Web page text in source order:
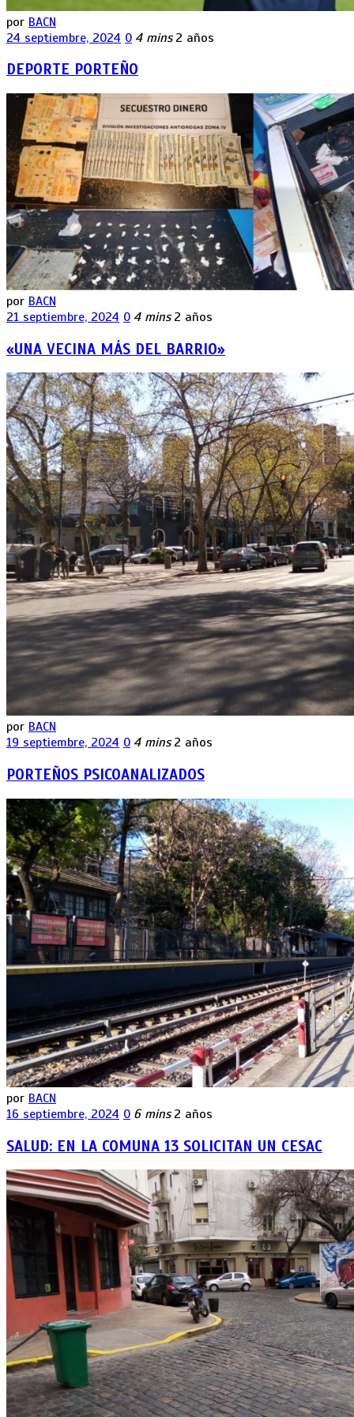
por BACN
24 septiembre, 2024 0 4 mins 2 años
DEPORTE PORTEÑO
por BACN
21 septiembre, 2024 0 4 mins 2 años
«UNA VECINA MÁS DEL BARRIO»
por BACN
19 septiembre, 2024 0 4 mins 2 años
PORTEÑOS PSICOANALIZADOS
por BACN
16 septiembre, 2024 0 6 mins 2 años
SALUD: EN LA COMUNA 13 SOLICITAN UN CESAC